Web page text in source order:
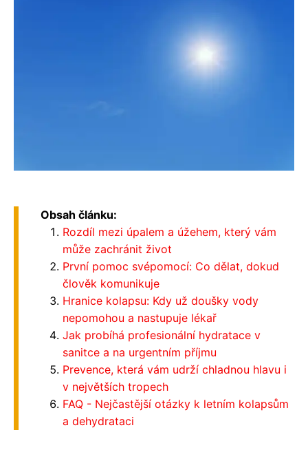
Obsah článku:
Rozdíl mezi úpalem a úžehem, který vám
může zachránit život
První pomoc svépomocí: Co dělat, dokud
člověk komunikuje
Hranice kolapsu: Kdy už doušky vody
nepomohou a nastupuje lékař
Jak probíhá profesionální hydratace v
sanitce a na urgentním příjmu
Prevence, která vám udrží chladnou hlavu i
v největších tropech
FAQ - Nejčastější otázky k letním kolapsům
a dehydrataci